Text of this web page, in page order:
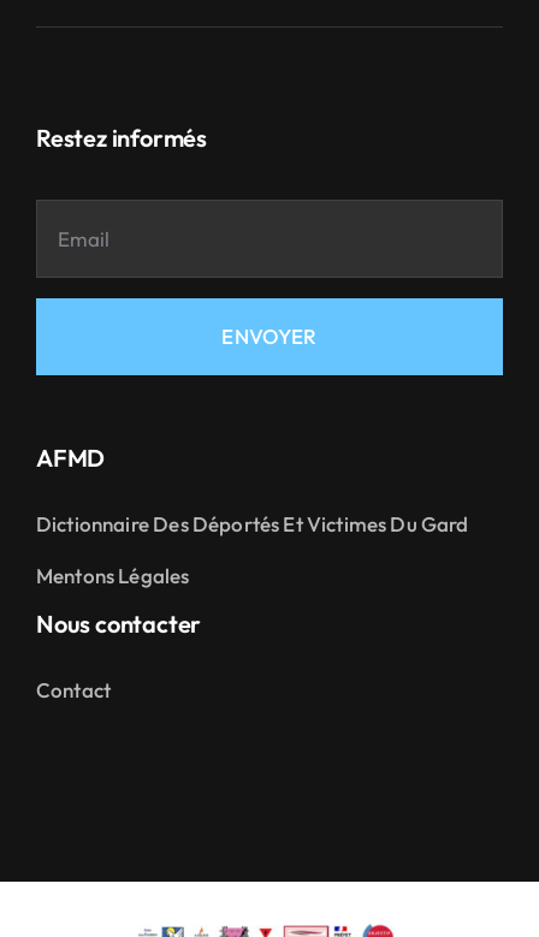
Restez informés
ENVOYER
AFMD
Dictionnaire Des Déportés Et Victimes Du Gard
Mentons Légales
Nous contacter
Contact